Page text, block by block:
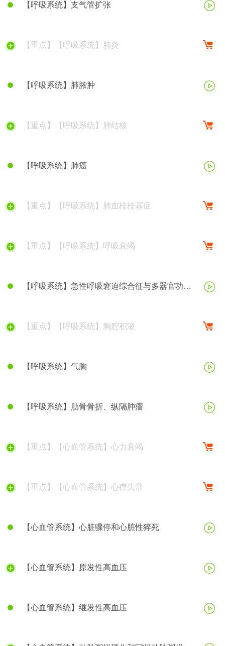
【呼吸系统】支气管扩张
【重点】【呼吸系统】肺炎
【呼吸系统】肺脓肿
【重点】【呼吸系统】肺结核
【呼吸系统】肺癌
【重点】【呼吸系统】肺血栓栓塞症
【重点】【呼吸系统】呼吸衰竭
【呼吸系统】急性呼吸窘迫综合征与多器官功能
【重点】【呼吸系统】胸腔积液
【呼吸系统】气胸
【呼吸系统】肋骨骨折、纵隔肿瘤
【重点】【心血管系统】心力衰竭
【重点】【心血管系统】心律失常
【心血管系统】心脏骤停和心脏性猝死
【心血管系统】原发性高血压
【心血管系统】继发性高血压